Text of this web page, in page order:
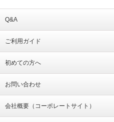
Q&A
ご利用ガイド
初めての方へ
お問い合わせ
会社概要（コーポレートサイト）